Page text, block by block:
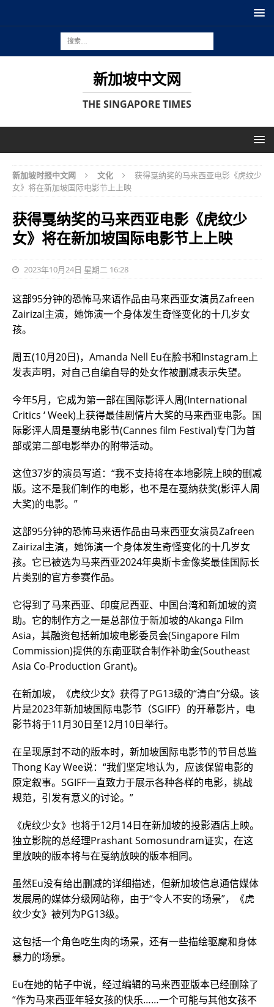
新加坡中文网
THE SINGAPORE TIMES
新加坡时报中文网 文化
获得戛纳奖的马来西亚电影《虎纹少
女》将在新加坡国际电影节上上映
获得戛纳奖的马来西亚电影《虎纹少
女》将在新加坡国际电影节上上映
2023年10月24日 星期二 16:28
这部95分钟的恐怖马来语作品由马来西亚女演员Zafreen
Zairizal主演，她饰演一个身体发生奇怪变化的十几岁女
孩。
周五(10月20日)，Amanda Nell Eu在脸书和Instagram上
发表声明，对自己自编自导的处女作被删减表示失望。
今年5月，它成为第一部在国际影评人周(International
Critics ‘ Week)上获得最佳剧情片大奖的马来西亚电影。国
际影评人周是戛纳电影节(Cannes film Festival)专门为首
部或第二部电影举办的附带活动。
这位37岁的演员写道：“我不支持将在本地影院上映的删减
版。这不是我们制作的电影，也不是在戛纳获奖(影评人周
大奖)的电影。”
这部95分钟的恐怖马来语作品由马来西亚女演员Zafreen
Zairizal主演，她饰演一个身体发生奇怪变化的十几岁女
孩。它已被选为马来西亚2024年奥斯卡金像奖最佳国际长
片类别的官方参赛作品。
它得到了马来西亚、印度尼西亚、中国台湾和新加坡的资
助。它的制作方之一是总部位于新加坡的Akanga Film
Asia，其融资包括新加坡电影委员会(Singapore Film
Commission)提供的东南亚联合制作补助金(Southeast
Asia Co-Production Grant)。
在新加坡，《虎纹少女》获得了PG13级的“清白”分级。该
片是2023年新加坡国际电影节（SGIFF）的开幕影片，电
影节将于11月30日至12月10日举行。
在呈现原封不动的版本时，新加坡国际电影节的节目总监
Thong Kay Wee说：“我们坚定地认为，应该保留电影的
原定叙事。SGIFF一直致力于展示各种各样的电影，挑战
规范，引发有意义的讨论。”
《虎纹少女》也将于12月14日在新加坡的投影酒店上映。
独立影院的总经理Prashant Somosundram证实，在这
里放映的版本将与在戛纳放映的版本相同。
虽然Eu没有给出删减的详细描述，但新加坡信息通信媒体
发展局的媒体分级网站称，由于“令人不安的场景”，《虎
纹少女》被列为PG13级。
这包括一个角色吃生肉的场景，还有一些描绘驱魔和身体
暴力的场景。
Eu在她的帖子中说，经过编辑的马来西亚版本已经删除了
“作为马来西亚年轻女孩的快乐……一个可能与其他女孩不